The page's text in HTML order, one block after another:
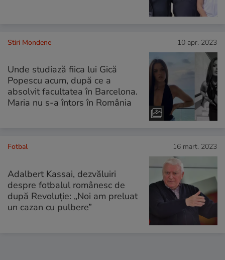
Stiri Mondene 10 apr. 2023
Unde studiază fiica lui Gică
Popescu acum, după ce a
absolvit facultatea în Barcelona.
Maria nu s-a întors în România
Fotbal 16 mart. 2023
Adalbert Kassai, dezvăluiri
despre fotbalul românesc de
după Revoluție: „Noi am preluat
un cazan cu pulbere”